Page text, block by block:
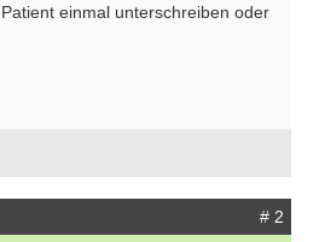
einmal unterschreiben oder
# 2